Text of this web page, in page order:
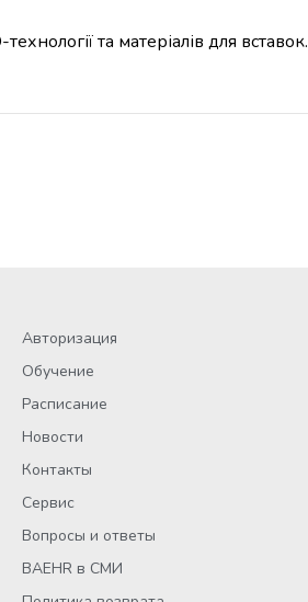
та матеріалів для вставок.
Авторизация
Обучение
Расписание
Новости
Контакты
Сервис
Вопросы и ответы
BAEHR в СМИ